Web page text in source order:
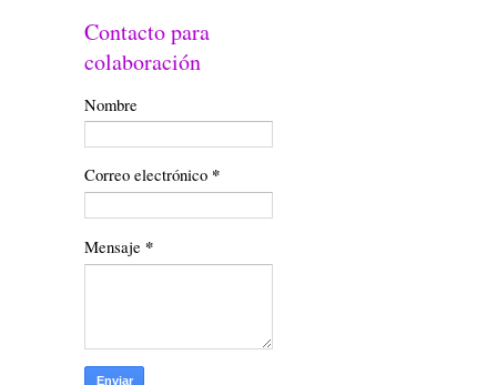
Contacto para
colaboración
Nombre
Correo electrónico *
Mensaje *